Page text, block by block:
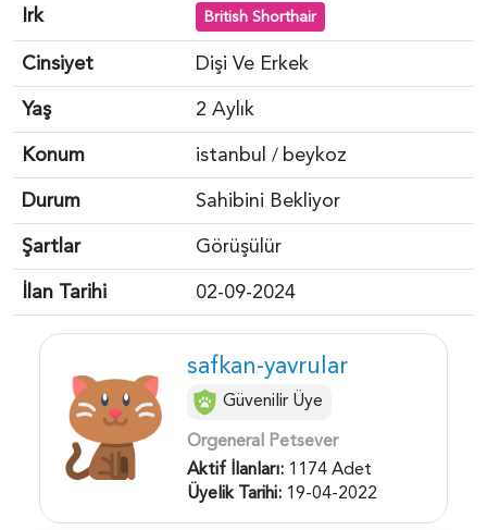
Irk
British Shorthair
Cinsiyet
Dişi Ve Erkek
Yaş
2 Aylık
Konum
istanbul / beykoz
Durum
Sahibini Bekliyor
Şartlar
Görüşülür
İlan Tarihi
02-09-2024
safkan-yavrular
Güvenilir Üye
Orgeneral Petsever
Aktif İlanları: 1174 Adet
Üyelik Tarihi: 19-04-2022